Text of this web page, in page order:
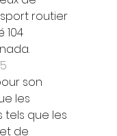
routier
104
son
les
tels que les
de